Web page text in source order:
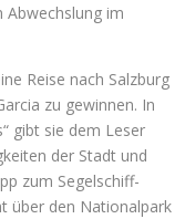
Abwechslung im
Reise nach Salzburg
zu gewinnen. In
gibt sie dem Leser
der Stadt und
zum Segelschiff-
über den Nationalpark